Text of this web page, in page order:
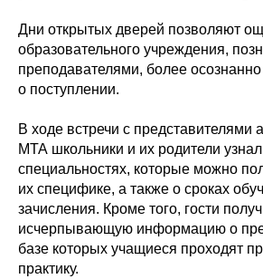
Дни открытых дверей позволяют
образовательного учреждения,
преподавателями, более
о поступлении.
В ходе встречи с представителями
МТА школьники и их родители
специальностях, которые можно
их специфике, а также о сроках
зачисления. Кроме того, гости
исчерпывающую информацию о
базе которых учащиеся проходят
практику.